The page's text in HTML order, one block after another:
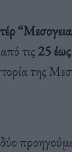
τις25
της